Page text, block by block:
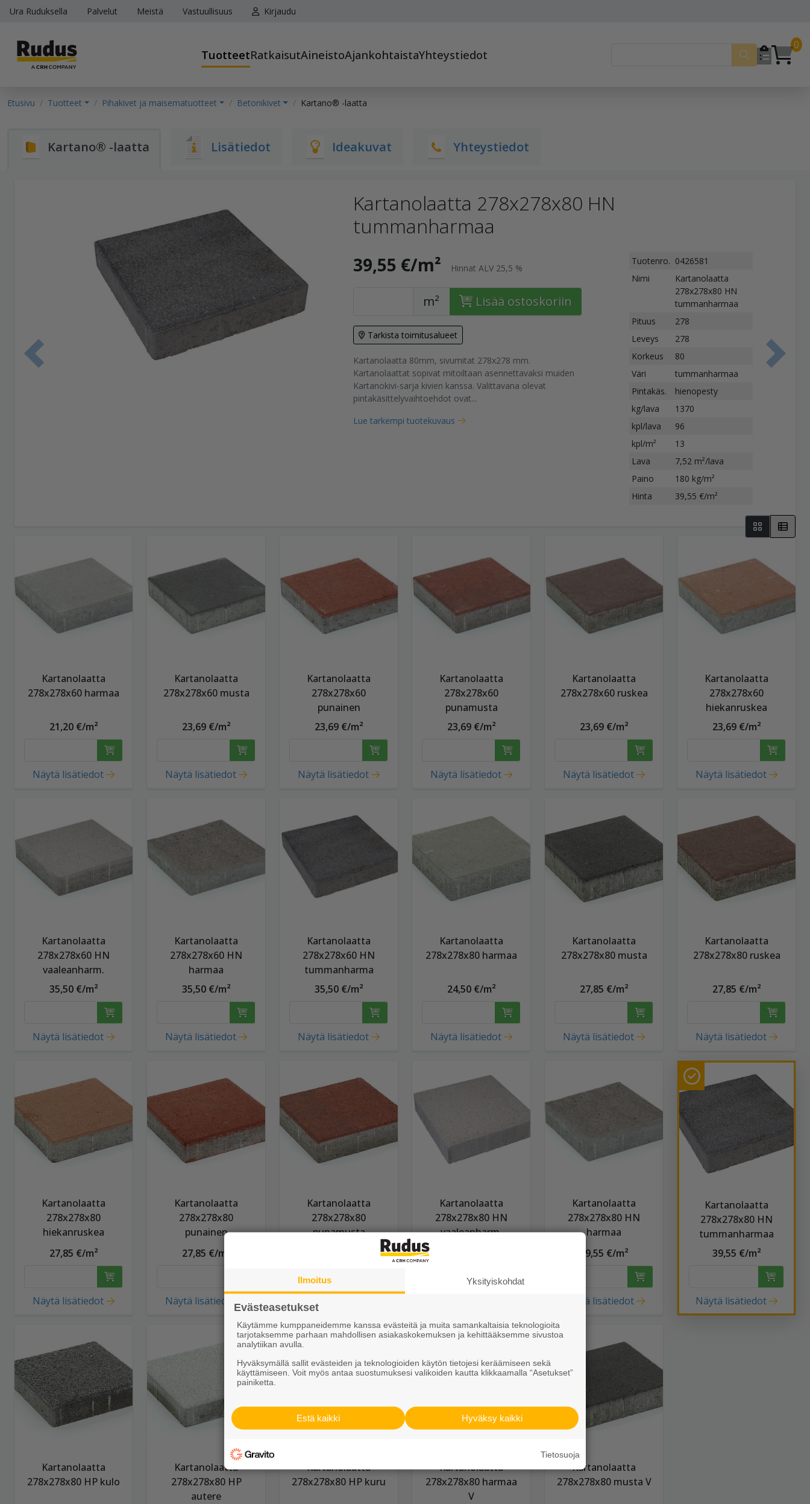
Ura Ruduksella Palvelut Meistä Vastuullisuus Kirjaudu
TuotteetRatkaisutAineistoAjankohtaistaYhteystiedot
0
Etusivu Tuotteet Pihakivet ja maisematuotteet Betonikivet Kartano® -laatta
Kartano® -laatta Lisätiedot Ideakuvat Yhteystiedot
Edellinen tuote
Kartanolaatta 278x278x80 HN
tummanharmaa
39,55 €/m² Hinnat ALV 25,5 %
m² Lisää ostoskoriin
Tarkista toimitusalueet
Kartanolaatta 80mm, sivumitat 278x278 mm.
Kartanolaattat sopivat mitoiltaan asennettavaksi muiden
Kartanokivi-sarja kivien kanssa. Valittavana olevat
pintakäsittelyvaihtoehdot ovat...
Lue tarkempi tuotekuvaus
Tuotenro. 0426581
Nimi
Kartanolaatta
278x278x80 HN
tummanharmaa
Pituus
278
Leveys
278
Korkeus
80
Väri
tummanharmaa
Pintakäs.
hienopesty
kg/lava
1370
kpl/lava
96
kpl/m²
13
Lava
7,52 m²/lava
Paino
180 kg/m²
Hinta
39,55 €/m²
Kartanolaatta
278x278x60 harmaa
21,20 €/m²
Näytä lisätiedot
Kartanolaatta
278x278x60 musta
23,69 €/m²
Näytä lisätiedot
Kartanolaatta
278x278x60
punainen
23,69 €/m²
Näytä lisätiedot
Kartanolaatta
278x278x60
punamusta
23,69 €/m²
Näytä lisätiedot
Kartanolaatta
278x278x60 ruskea
23,69 €/m²
Näytä lisätiedot
Kartanolaatta
278x278x60
hiekanruskea
23,69 €/m²
Näytä lisätiedot
Kartanolaatta
278x278x60 HN
vaaleanharm.
35,50 €/m²
Näytä lisätiedot
Kartanolaatta
278x278x60 HN
harmaa
35,50 €/m²
Näytä lisätiedot
Kartanolaatta
278x278x60 HN
tummanharma
35,50 €/m²
Näytä lisätiedot
Kartanolaatta
278x278x80 harmaa
24,50 €/m²
Näytä lisätiedot
Kartanolaatta
278x278x80 musta
27,85 €/m²
Näytä lisätiedot
Kartanolaatta
278x278x80 ruskea
27,85 €/m²
Näytä lisätiedot
Kartanolaatta
278x278x80
hiekanruskea
27,85 €/m²
Näytä lisätiedot
Kartanolaatta
278x278x80
punainen
27,85 €/m²
Näytä lisätiedot
Kartanolaatta
278x278x80
punamusta
Näytä lisätiedot
Kartanolaatta
278x278x80 HN
vaaleanharm.
Kartanolaatta
278x278x80 HN
harmaa
39,55 €/m²
Näytä lisätiedot
Kartanolaatta
278x278x80 HN
tummanharmaa
39,55 €/m²
Näytä lisätiedot
Kartanolaatta
278x278x80 HP kulo
Kartanolaatta
278x278x80 HP
autere
Kartanolaatta
278x278x80 HP kuru
Kartanolaatta
278x278x80 harmaa
V
Kartanolaatta
278x278x80 musta V
Ilmoitus Yksityiskohdat
Evästeasetukset
Käytämme kumppaneidemme kanssa evästeitä ja muita samankaltaisia teknologioita
tarjotaksemme parhaan mahdollisen asiakaskokemuksen ja kehittääksemme sivustoa
analytiikan avulla.
Hyväksymällä sallit evästeiden ja teknologioiden käytön tietojesi keräämiseen sekä
käyttämiseen. Voit myös antaa suostumuksesi valikoiden kautta klikkaamalla “Asetukset”
painiketta.
Hyväksy kaikki
Estä kaikki
Tietosuoja